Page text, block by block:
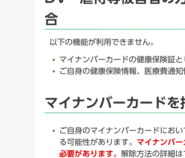
合
以下の機能が利用できません。
マイナンバーカードの健康保険証と
ご自身の健康保険情報、医療費通
マイナンバーカードを
ご自身のマイナンバーカードにお
る可能性があります。 マイナンバ
必要があります。 解除方法の詳細は